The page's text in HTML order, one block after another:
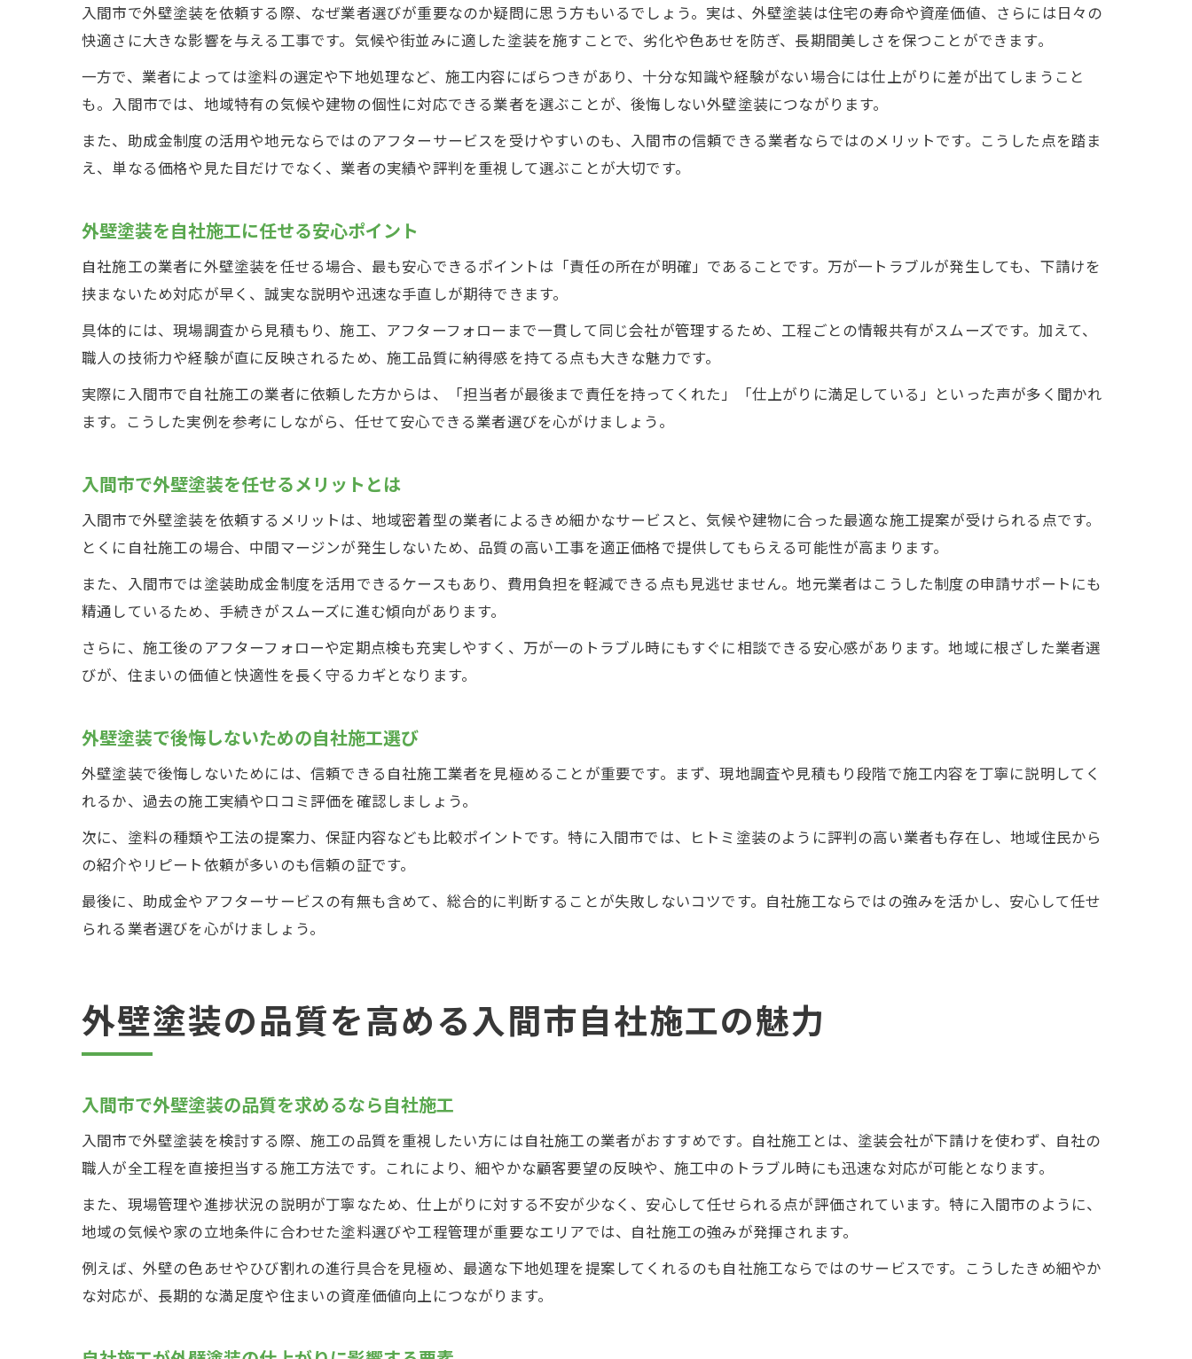
外壁塗装で自社施工を選ぶメリットとは何か
自社施工で外壁塗装のコスト削減が叶う理由
外壁塗装のアフターサービスが充実する特徴
自社施工が外壁塗装の丁寧な仕上がりを実現
外壁塗装の中間マージン排除の効果と安心感
外壁塗装の疑問や不安を入間市で解消する方法
外壁塗装の助成金利用で負担を軽減する手順
外壁塗装の事前相談で納得できる業者選び
外壁塗装の工程や工期に関する悩み解決法
地域密着型外壁塗装が選ばれる理由とは
外壁塗装は地域密着型が支持される理由
入間市で外壁塗装を地域密着業者に任せる利点
外壁塗装サービスの細やかさは地域密着ならでは
入間市で外壁塗装を依頼する際、なぜ業者選びが重要なのか疑問に思う方もいるでしょう。実は、外壁塗装は住宅の寿命や資産価値、さらには日々の
快適さに大きな影響を与える工事です。気候や街並みに適した塗装を施すことで、劣化や色あせを防ぎ、長期間美しさを保つことができます。
一方で、業者によっては塗料の選定や下地処理など、施工内容にばらつきがあり、十分な知識や経験がない場合には仕上がりに差が出てしまうこと
も。入間市では、地域特有の気候や建物の個性に対応できる業者を選ぶことが、後悔しない外壁塗装につながります。
また、助成金制度の活用や地元ならではのアフターサービスを受けやすいのも、入間市の信頼できる業者ならではのメリットです。こうした点を踏ま
え、単なる価格や見た目だけでなく、業者の実績や評判を重視して選ぶことが大切です。
外壁塗装を自社施工に任せる安心ポイント
自社施工の業者に外壁塗装を任せる場合、最も安心できるポイントは「責任の所在が明確」であることです。万が一トラブルが発生しても、下請けを
挟まないため対応が早く、誠実な説明や迅速な手直しが期待できます。
具体的には、現場調査から見積もり、施工、アフターフォローまで一貫して同じ会社が管理するため、工程ごとの情報共有がスムーズです。加えて、
職人の技術力や経験が直に反映されるため、施工品質に納得感を持てる点も大きな魅力です。
実際に入間市で自社施工の業者に依頼した方からは、「担当者が最後まで責任を持ってくれた」「仕上がりに満足している」といった声が多く聞かれ
ます。こうした実例を参考にしながら、任せて安心できる業者選びを心がけましょう。
入間市で外壁塗装を任せるメリットとは
入間市で外壁塗装を依頼するメリットは、地域密着型の業者によるきめ細かなサービスと、気候や建物に合った最適な施工提案が受けられる点です。
とくに自社施工の場合、中間マージンが発生しないため、品質の高い工事を適正価格で提供してもらえる可能性が高まります。
また、入間市では塗装助成金制度を活用できるケースもあり、費用負担を軽減できる点も見逃せません。地元業者はこうした制度の申請サポートにも
精通しているため、手続きがスムーズに進む傾向があります。
さらに、施工後のアフターフォローや定期点検も充実しやすく、万が一のトラブル時にもすぐに相談できる安心感があります。地域に根ざした業者選
びが、住まいの価値と快適性を長く守るカギとなります。
外壁塗装で後悔しないための自社施工選び
外壁塗装で後悔しないためには、信頼できる自社施工業者を見極めることが重要です。まず、現地調査や見積もり段階で施工内容を丁寧に説明してく
れるか、過去の施工実績や口コミ評価を確認しましょう。
次に、塗料の種類や工法の提案力、保証内容なども比較ポイントです。特に入間市では、ヒトミ塗装のように評判の高い業者も存在し、地域住民から
の紹介やリピート依頼が多いのも信頼の証です。
最後に、助成金やアフターサービスの有無も含めて、総合的に判断することが失敗しないコツです。自社施工ならではの強みを活かし、安心して任せ
られる業者選びを心がけましょう。
外壁塗装の品質を高める入間市自社施工の魅力
入間市で外壁塗装の品質を求めるなら自社施工
入間市で外壁塗装を検討する際、施工の品質を重視したい方には自社施工の業者がおすすめです。自社施工とは、塗装会社が下請けを使わず、自社の
職人が全工程を直接担当する施工方法です。これにより、細やかな顧客要望の反映や、施工中のトラブル時にも迅速な対応が可能となります。
また、現場管理や進捗状況の説明が丁寧なため、仕上がりに対する不安が少なく、安心して任せられる点が評価されています。特に入間市のように、
地域の気候や家の立地条件に合わせた塗料選びや工程管理が重要なエリアでは、自社施工の強みが発揮されます。
例えば、外壁の色あせやひび割れの進行具合を見極め、最適な下地処理を提案してくれるのも自社施工ならではのサービスです。こうしたきめ細やか
な対応が、長期的な満足度や住まいの資産価値向上につながります。